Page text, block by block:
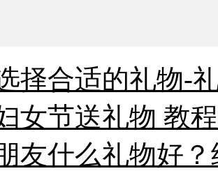
择合适的礼物-
女节送礼物 教
友什么礼物好